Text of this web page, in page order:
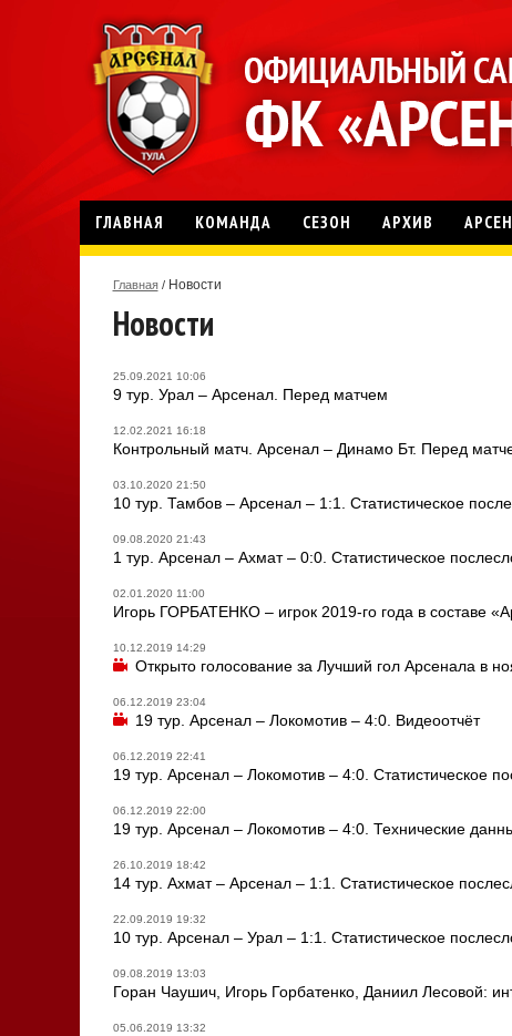
ГЛАВНАЯ КОМАНДА СЕЗОН АРХИВ
Главная /Новости
Новости
25.09.2021 10:06
9 тур. Урал – Арсенал. Перед матчем
12.02.2021 16:18
Контрольный матч. Арсенал – Динамо Бт. Перед
03.10.2020 21:50
10 тур. Тамбов – Арсенал – 1:1. Статистическое
09.08.2020 21:43
1 тур. Арсенал – Ахмат – 0:0. Статистическое
02.01.2020 11:00
Игорь ГОРБАТЕНКО – игрок 2019-го года в составе
10.12.2019 14:29
Открыто голосование за Лучший гол Арсенала в
06.12.2019 23:04
19 тур. Арсенал – Локомотив – 4:0. Видеоотчёт
06.12.2019 22:41
19 тур. Арсенал – Локомотив – 4:0. Статистическое
06.12.2019 22:00
19 тур. Арсенал – Локомотив – 4:0. Технические
26.10.2019 18:42
14 тур. Ахмат – Арсенал – 1:1. Статистическое
22.09.2019 19:32
10 тур. Арсенал – Урал – 1:1. Статистическое
09.08.2019 13:03
Горан Чаушич, Игорь Горбатенко, Даниил Лесовой:
05.06.2019 13:32